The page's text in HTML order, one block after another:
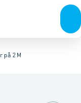
Biokedler &
Ventiler
på 2 M